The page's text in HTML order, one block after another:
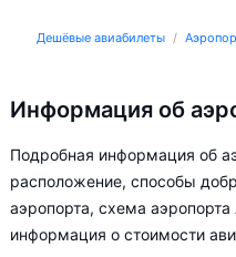
Дешёвые авиабилеты
Информация об
Подробная информация об
расположение, способы
аэропорта, схема
информация о стоимости